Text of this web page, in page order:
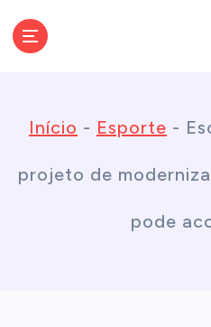
Início - Esporte -
projeto de
pode